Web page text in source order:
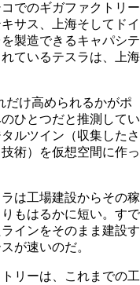
でのギガファクトリー
サス、上海そしてドイ
製造できるキャパシテ
ているテスラは、上海
だけ高められるかがポ
ひとつだと推測してい
ルツイン（収集したさ
術）を仮想空間に作っ
は工場建設からその稼
もはるかに短い。すで
インをそのまま建設す
が速いのだ。
リーは、これまでの工